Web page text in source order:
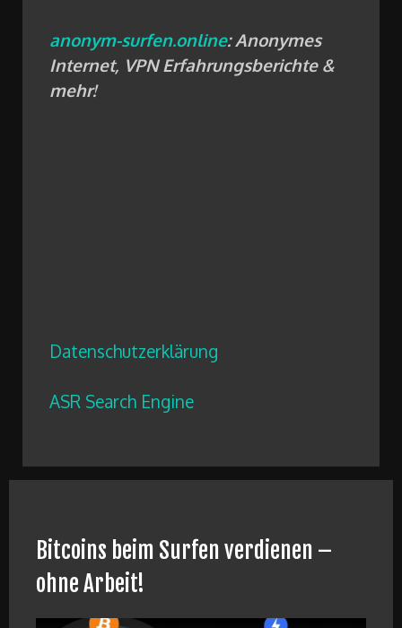
anonym-surfen.online: Anonymes
Internet, VPN Erfahrungsberichte &
mehr!
Datenschutzerklärung
ASR Search Engine
Bitcoins beim Surfen verdienen –
ohne Arbeit!